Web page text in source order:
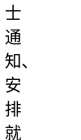
士
通
知、
安
排
就